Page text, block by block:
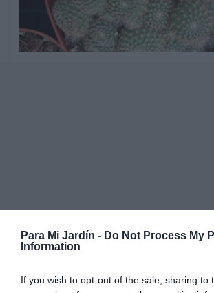
Para Mi Jardín - Do Not Process My
Information
If you wish to opt-out of the sale, sharing to